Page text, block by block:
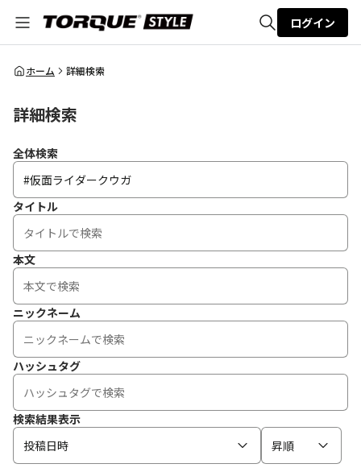
全体検索
ログイン
ホーム 詳細検索
詳細検索
全体検索
タイトル
本文
ニックネーム
ハッシュタグ
検索結果表示
投稿日時
昇順